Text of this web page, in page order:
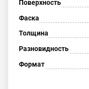
Поверхность
Фаска
Толщина
Разновидность
Формат